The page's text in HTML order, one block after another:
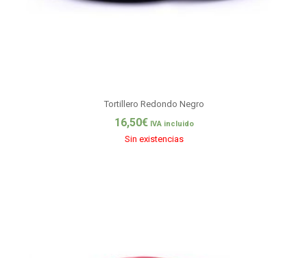
Tortillero Redondo Negro
16,50€ IVA incluido
Sin existencias